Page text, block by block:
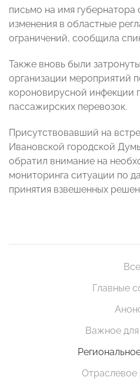
письмо на имя
изменения в областные
ограничений, сообщила
Также вновь были
организации мероприятий
короновирусной инфекции
пассажирских перевозок.
Присутствовавший на
Ивановской городской
обратил внимание на
мониторинга ситуации по
принятия взвешенных
Все
Главные
Важное
Отраслевое